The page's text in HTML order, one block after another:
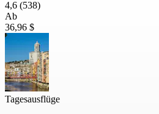
4,6 (538)
Ab
36,96 $
Tagesausflüge